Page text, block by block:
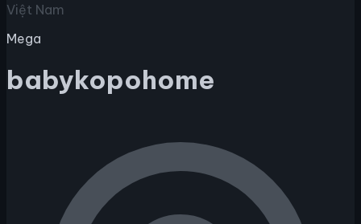
Việt Nam
Mega
babykopohome